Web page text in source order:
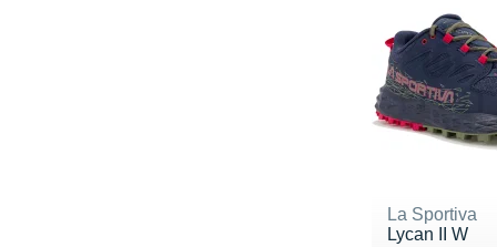
La Sportiva
Lycan II W